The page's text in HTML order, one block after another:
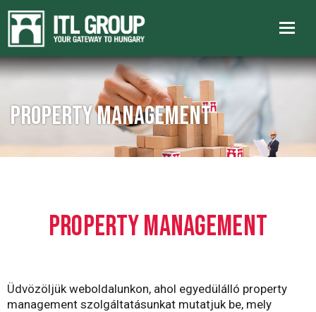
Property management
PROPERTY MANAGEMENT
Üdvözöljük weboldalunkon, ahol egyedülálló property
management szolgáltatásunkat mutatjuk be, mely